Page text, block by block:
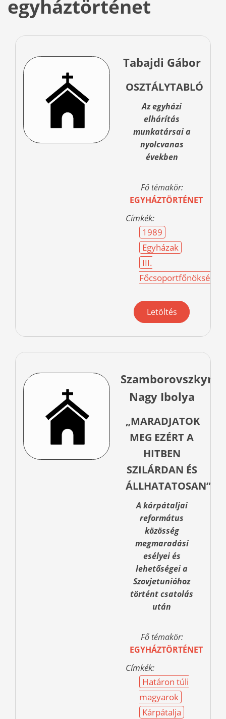
egyháztörténet
Tabajdi Gábor
OSZTÁLYTABLÓ
Az egyházi
elhárítás
munkatársai a
nyolcvanas
években
Fő témakör:
EGYHÁZTÖRTÉNET
Címkék:
1989
Egyházak
III.
Főcsoportfőnökség
Letöltés
Szamborovszkyné
Nagy Ibolya
„MARADJATOK
MEG EZÉRT A
HITBEN
SZILÁRDAN ÉS
ÁLLHATATOSAN”
A kárpátaljai
református
közösség
megmaradási
esélyei és
lehetőségei a
Szovjetunióhoz
történt csatolás
után
Fő témakör:
EGYHÁZTÖRTÉNET
Címkék:
Határon túli
magyarok
Kárpátalja